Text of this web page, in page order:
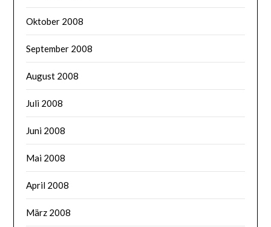
Oktober 2008
September 2008
August 2008
Juli 2008
Juni 2008
Mai 2008
April 2008
März 2008